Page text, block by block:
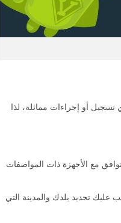
تسجيل أو إجراءات مماثلة، لذا
مع الأجهزة ذات المواصفات
تحديد بلدك والمدينة التي